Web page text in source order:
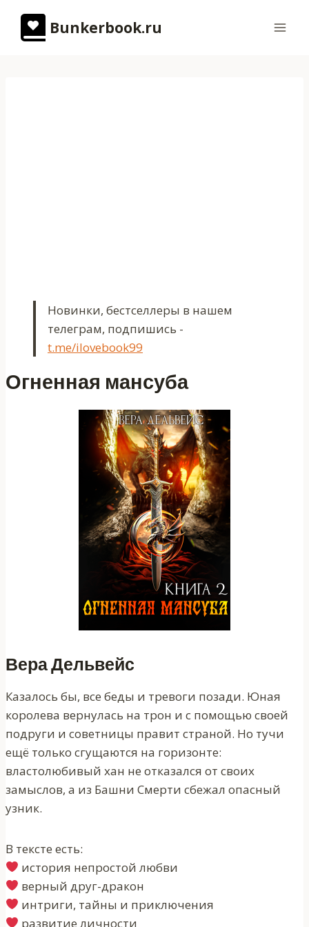
содержимому
Bunkerbook.ru
Новинки, бестселлеры в нашем
телеграм, подпишись -
t.me/ilovebook99
Огненная мансуба
Вера Дельвейс
Казалось бы, все беды и тревоги позади. Юная
королева вернулась на трон и с помощью своей
подруги и советницы правит страной. Но тучи
ещё только сгущаются на горизонте:
властолюбивый хан не отказался от своих
замыслов, а из Башни Смерти сбежал опасный
узник.
В тексте есть:
‍ история непростой любви
‍ верный друг-дракон
‍ интриги, тайны и приключения
‍ развитие личности